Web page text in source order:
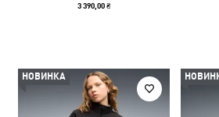
3 390,00 ₴
НОВИНКА